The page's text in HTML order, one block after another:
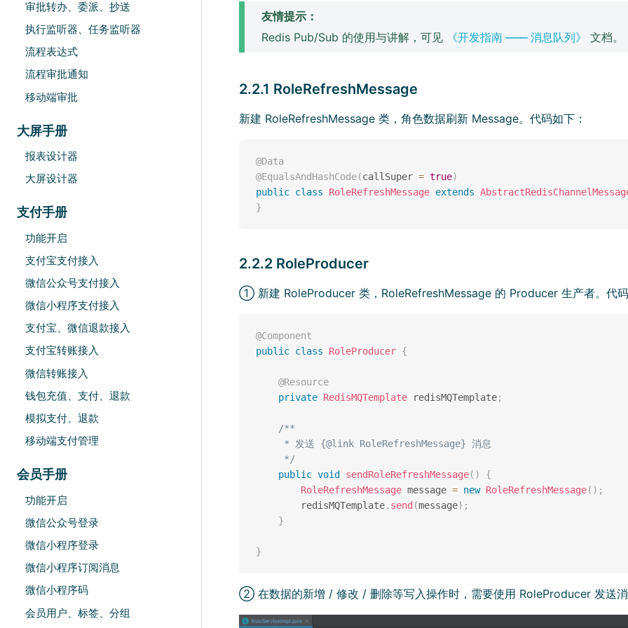
审批转办、委派、抄送
执行监听器、任务监听器
流程表达式
流程审批通知
移动端审批
大屏手册
报表设计器
大屏设计器
支付手册
功能开启
支付宝支付接入
微信公众号支付接入
微信小程序支付接入
支付宝、微信退款接入
支付宝转账接入
微信转账接入
钱包充值、支付、退款
模拟支付、退款
移动端支付管理
会员手册
功能开启
微信公众号登录
微信小程序登录
微信小程序订阅消息
微信小程序码
会员用户、标签、分组
友情提示：
Redis Pub/Sub 的使用与讲解，可见
《开发指南 —— 消息队列》 文档。
2.2.1 RoleRefreshMessage
新建 RoleRefreshMessage 类，角色数据刷新 Message。代码如下：
@Data
@EqualsAndHashCode(callSuper = true)
public class RoleRefreshMessage extends
}
2.2.2 RoleProducer
① 新建 RoleProducer 类，RoleRefreshMessage 的 Producer 生产者。代码
@Component
public class RoleProducer {
@Resource
private RedisMQTemplate redisMQTemplate;
/**
     * 发送 {@link RoleRefreshMessage} 消息
     */
public void sendRoleRefreshMessage( )
{
RoleRefreshMessage message = new RoleRefreshMessage( ) ;
        redisMQTemplate
. send (message) ;
}
}
② 在数据的新增 / 修改 / 删除等写入操作时，需要使用 RoleProducer 发送消